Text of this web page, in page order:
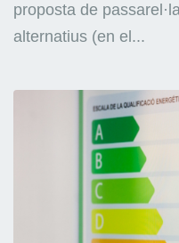
proposta de
alternatius (en el...